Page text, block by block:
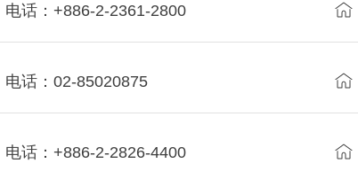
电话：+886-2-2361-2800
电话：02-85020875
电话：+886-2-2826-4400